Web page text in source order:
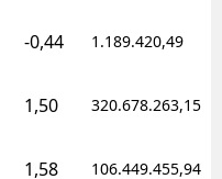
Uşak
-0,44 1.189.420,49
1,50 320.678.263,15
1,58 106.449.455,94